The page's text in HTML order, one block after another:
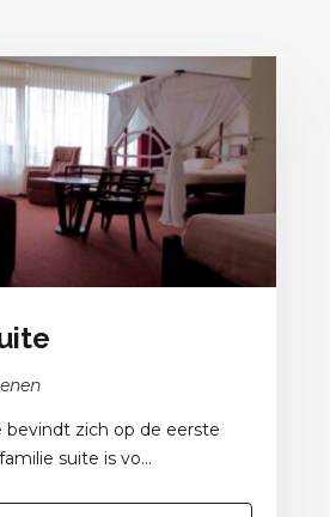
bevindt zich op de eerste
suite is vo...